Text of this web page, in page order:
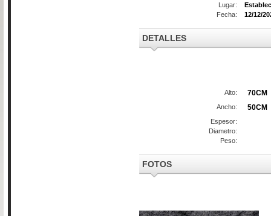
Lugar:
Fecha:
12/12/
DETALLES
Alto: 70CM
Ancho: 50CM
Espesor:
Diametro:
Peso:
FOTOS